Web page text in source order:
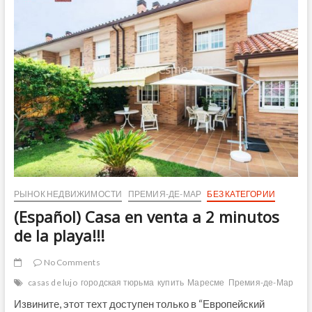
(Fiesta
en
Montgat
РЫНОК НЕДВИЖИМОСТИ ПРЕМИЯ-ДЕ-МАР БЕЗ КАТЕГОРИИ
(Español) Casa en venta a 2 minutos
de la playa!!!
No Comments
casas de lujo городская тюрьма купить Маресме Премия-де-Мар
Извините, этот техт доступен только в “Европейский